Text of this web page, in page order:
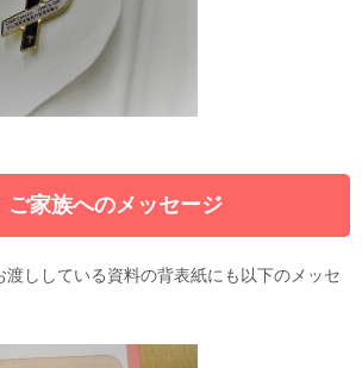
ご家族へのメッセージ
渡ししている資料の背表紙にも以下のメッセ